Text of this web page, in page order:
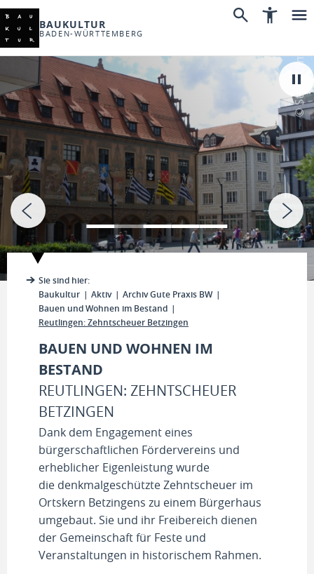
BAUKULTUR
BADEN-WÜRTTEMBERG
© Stadt Ulm
Sie sind hier:
Baukultur
Aktiv
Archiv Gute Praxis BW
Bauen und Wohnen im Bestand
Reutlingen: Zehntscheuer Betzingen
BAUEN UND WOHNEN IM
BESTAND
REUTLINGEN: ZEHNTSCHEUER
BETZINGEN
Dank dem Engagement eines
bürgerschaftlichen Fördervereins und
erheblicher Eigenleistung wurde
die denkmalgeschützte Zehntscheuer im
Ortskern Betzingens zu einem Bürgerhaus
umgebaut. Sie und ihr Freibereich dienen
der Gemeinschaft für Feste und
Veranstaltungen in historischem Rahmen.